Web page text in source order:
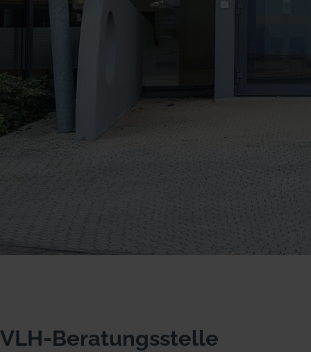
VLH-Beratungsstelle